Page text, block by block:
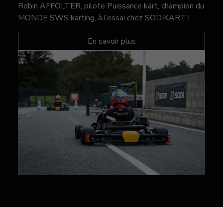
Robin AFFOLTER, pilote Puissance kart, champion du
MONDE SWS karting, à l’essai chez SODIKART !
En savoir plus